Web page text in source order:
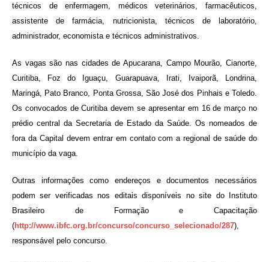
técnicos de enfermagem, médicos veterinários, farmacêuticos,
assistente de farmácia, nutricionista, técnicos de laboratório,
administrador, economista e técnicos administrativos.
As vagas são nas cidades de Apucarana, Campo Mourão, Cianorte,
Curitiba, Foz do Iguaçu, Guarapuava, Irati, Ivaiporã, Londrina,
Maringá, Pato Branco, Ponta Grossa, São José dos Pinhais e Toledo.
Os convocados de Curitiba devem se apresentar em 16 de março no
prédio central da Secretaria de Estado da Saúde. Os nomeados de
fora da Capital devem entrar em contato com a regional de saúde do
município da vaga.
Outras informações como endereços e documentos necessários
podem ser verificadas nos editais disponíveis no site do Instituto
Brasileiro de Formação e Capacitação
(http://www.ibfc.org.br/concurso/concurso_selecionado/287),
responsável pelo concurso.